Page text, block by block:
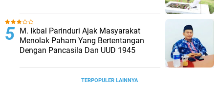
M. Ikbal Parinduri Ajak Masyarakat
Menolak Paham Yang Bertentangan
Dengan Pancasila Dan UUD 1945
TERPOPULER LAINNYA